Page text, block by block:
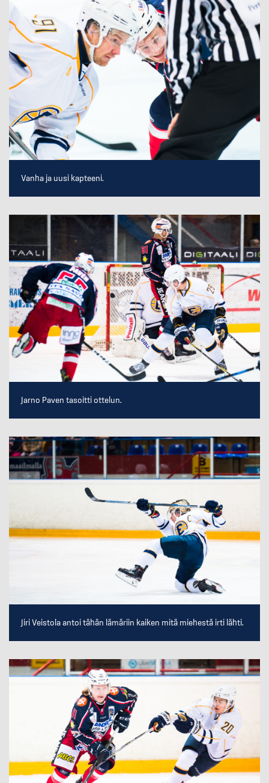
Vanha ja uusi kapteeni.
Jarno Paven tasoitti ottelun.
Jiri Veistola antoi tähän lämäriin kaiken mitä miehestä irti lähti.